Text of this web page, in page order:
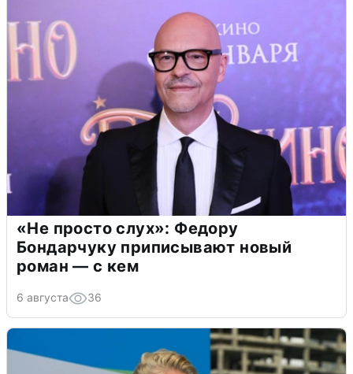
«Не просто слух»: Федору
Бондарчуку приписывают новый
роман — с кем
6 августа 36